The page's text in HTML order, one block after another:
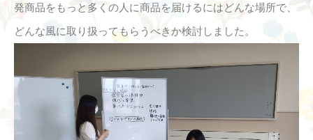
発商品をもっと多くの人に商品を届けるにはどんな場所で、
どんな風に取り扱ってもらうべきか検討しました。